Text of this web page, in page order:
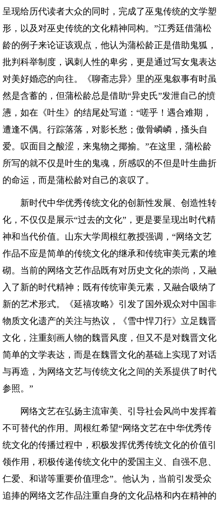
呈现给历代读者大众的同时，完成了巫鬼传统的文学塑
形，以及对巫史传统的文化精神同构。”江秀廷借蒲松
龄的例子来论证该观点，他认为蒲松龄正是借助鬼狐，
批判科举制度，讽刺人性的卑劣，更是通过写女鬼表达
对美好婚恋的向往。《聊斋志异》里的巫鬼叙事有时虽
然是含蓄的，但蒲松龄总是借助“异史氏”发泄自己的愤
懑，如在《叶生》的结尾处写道：“嗟乎！遇合难期，
遭逢不偶。行踪落落，对影长愁；傲骨嶙嶙，搔头自
爱。叹面目之酸涩，来鬼物之揶揄。”在这里，蒲松龄
所写的就不仅是叶生的鬼魂，所感叹的不但是叶生曲折
的命运，而是蒲松龄对自己的哀叹了。
新时代中华优秀传统文化的创新性发展、创造性转
化，不仅仅是展示“过去的文化”，更是要呈现出时代精
神和当代价值。山东大学周根红教授强调，“网络文艺
作品不应是简单的传统文化的继承和传统审美元素的堆
砌。当前的网络文艺作品既有对历史文化的崇尚，又融
入了新的时代精神；既有传统审美元素，又融合吸纳了
新的艺术形式。《延禧攻略》引发了国外观众对中国非
物质文化遗产的关注与热议，《雪中悍刀行》立足魏晋
文化，注重刻画人物的魏晋风度，但又不是对魏晋文化
简单的文学表达，而是在魏晋文化的基础上实现了对话
与再造，为网络文艺与传统文化之间的关系提供了时代
参照。”
网络文艺在弘扬主流审美、引导社会风尚中发挥着
不可替代的作用。周根红希望“网络文艺在中华优秀传
统文化的传播过程中，积极发挥优秀传统文化的价值引
领作用，积极传递传统文化中的爱国主义、自强不息、
仁爱、和谐等重要价值理念”。他认为，当前引发受众
追捧的网络文艺作品注重自身的文化品格和内在精神的